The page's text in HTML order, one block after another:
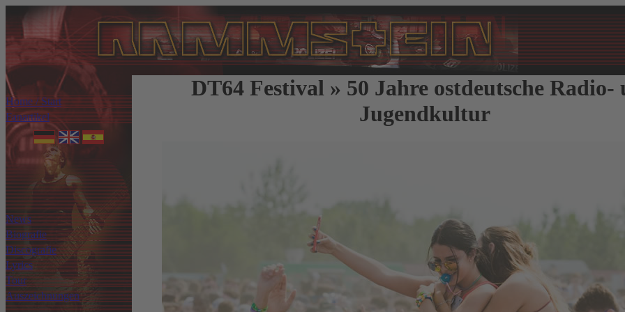
Home / Start
Fanartikel
News
Biografie
Discografie
Lyrics
Tour
Auszeichnungen
DT64 Festival » 50 Jahre ostdeutsche Radio-
Jugendkultur